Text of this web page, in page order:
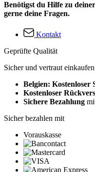
Benötigst du Hilfe zu
gerne deine Fragen.
Kontakt
Geprüfte Qualität
Sicher und vertraut einkaufen
Belgien: Kostenloser
Kostenloser
Sichere Bezahlung
Sicher bezahlen mit
Vorauskasse